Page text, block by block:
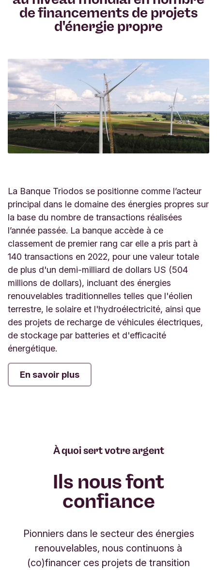
e
La Banque Triodos utilise vos données
uniquement pour répondre à votre question.
de financements de projets
d'énergie propre
La Banque Triodos se positionne comme l’acteur
principal dans le domaine des énergies propres sur
la base du nombre de transactions réalisées
l’année passée. La banque accède à ce
classement de premier rang car elle a pris part à
140 transactions en 2022, pour une valeur totale
de plus d'un demi-milliard de dollars US (504
millions de dollars), incluant des énergies
renouvelables traditionnelles telles que l'éolien
terrestre, le solaire et l'hydroélectricité, ainsi que
des projets de recharge de véhicules électriques,
de stockage par batteries et d'efficacité
énergétique.
En savoir plus
Ils nous font
confiance
À quoi sert votre argent
Pionniers dans le secteur des énergies
renouvelables, nous continuons à
(co)financer ces projets de transition